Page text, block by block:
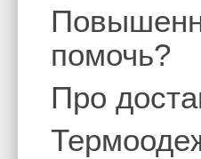
помочь?
Про